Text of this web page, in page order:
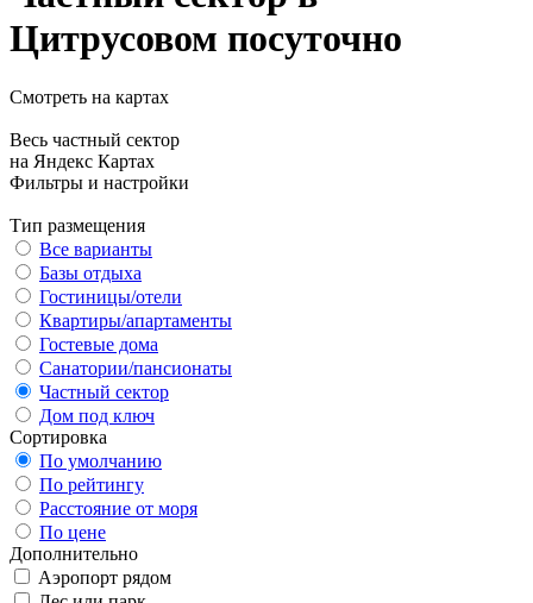
Цитрусовом посуточно
Смотреть на картах
Весь частный сектор
на Яндекс Картах
Фильтры и настройки
Тип размещения
Все варианты
Базы отдыха
Гостиницы/отели
Квартиры/апартаменты
Гостевые дома
Санатории/пансионаты
Частный сектор
Дом под ключ
Сортировка
По умолчанию
По рейтингу
Расстояние от моря
По цене
Дополнительно
Аэропорт рядом